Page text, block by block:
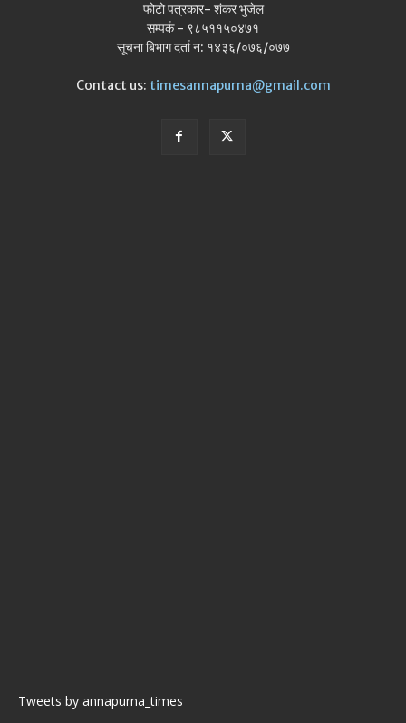
फोटो पत्रकार- शंकर भुजेल
सम्पर्क - ९८५११५०४७१
सूचना बिभाग दर्ता न: १४३६/०७६/०७७
Contact us: timesannapurna@gmail.com
Tweets by annapurna_times